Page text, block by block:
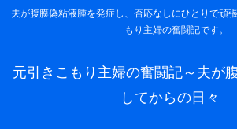
夫が腹膜偽粘液腫を発症し、否応なしにひとりで頑
もり主婦の奮闘記です。
元引きこもり主婦の奮闘記～夫が
してからの日々